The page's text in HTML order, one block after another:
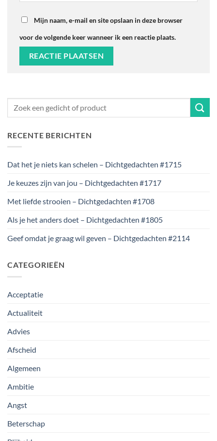
Mijn naam, e-mail en site opslaan in deze browser
voor de volgende keer wanneer ik een reactie plaats.
RECENTE BERICHTEN
Dat het je niets kan schelen – Dichtgedachten #1715
Je keuzes zijn van jou – Dichtgedachten #1717
Met liefde strooien – Dichtgedachten #1708
Als je het anders doet – Dichtgedachten #1805
Geef omdat je graag wil geven – Dichtgedachten #2114
CATEGORIEËN
Acceptatie
Actualiteit
Advies
Afscheid
Algemeen
Ambitie
Angst
Beterschap